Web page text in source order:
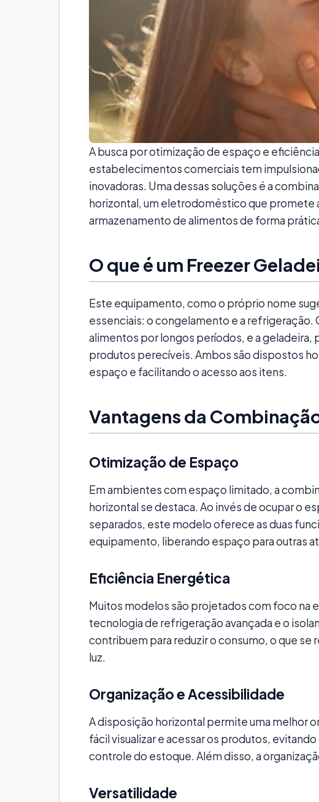
A busca por otimização de espaço e
estabelecimentos comerciais tem
inovadoras. Uma dessas soluções é a
horizontal, um eletrodoméstico que promete
armazenamento de alimentos de forma
O que é um Freezer
Este equipamento, como o próprio nome
essenciais: o congelamento e a refrigeração.
alimentos por longos períodos, e a geladeira,
produtos perecíveis. Ambos são dispostos
espaço e facilitando o acesso aos itens.
Vantagens da
Otimização de Espaço
Em ambientes com espaço limitado, a
horizontal se destaca. Ao invés de ocupar o
separados, este modelo oferece as duas
equipamento, liberando espaço para outras
Eficiência Energética
Muitos modelos são projetados com foco na
tecnologia de refrigeração avançada e o
contribuem para reduzir o consumo, o que se
luz.
Organização e Acessibilidade
A disposição horizontal permite uma melhor
fácil visualizar e acessar os produtos,
controle do estoque. Além disso, a
Versatilidade